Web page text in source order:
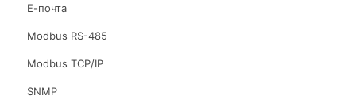
Е-почта
Modbus RS-485
Modbus TCP/IP
SNMP